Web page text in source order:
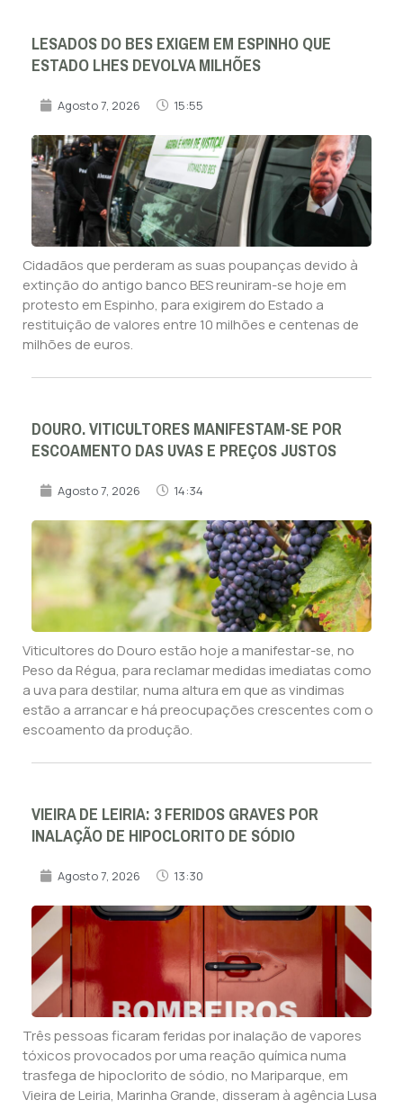
LESADOS DO BES EXIGEM EM ESPINHO QUE
ESTADO LHES DEVOLVA MILHÕES
Agosto 7, 2026 15:55
Cidadãos que perderam as suas poupanças devido à
extinção do antigo banco BES reuniram-se hoje em
protesto em Espinho, para exigirem do Estado a
restituição de valores entre 10 milhões e centenas de
milhões de euros.
DOURO. VITICULTORES MANIFESTAM-SE POR
ESCOAMENTO DAS UVAS E PREÇOS JUSTOS
Agosto 7, 2026 14:34
Viticultores do Douro estão hoje a manifestar-se, no
Peso da Régua, para reclamar medidas imediatas como
a uva para destilar, numa altura em que as vindimas
estão a arrancar e há preocupações crescentes com o
escoamento da produção.
VIEIRA DE LEIRIA: 3 FERIDOS GRAVES POR
INALAÇÃO DE HIPOCLORITO DE SÓDIO
Agosto 7, 2026 13:30
Três pessoas ficaram feridas por inalação de vapores
tóxicos provocados por uma reação química numa
trasfega de hipoclorito de sódio, no Mariparque, em
Vieira de Leiria, Marinha Grande, disseram à agência Lusa